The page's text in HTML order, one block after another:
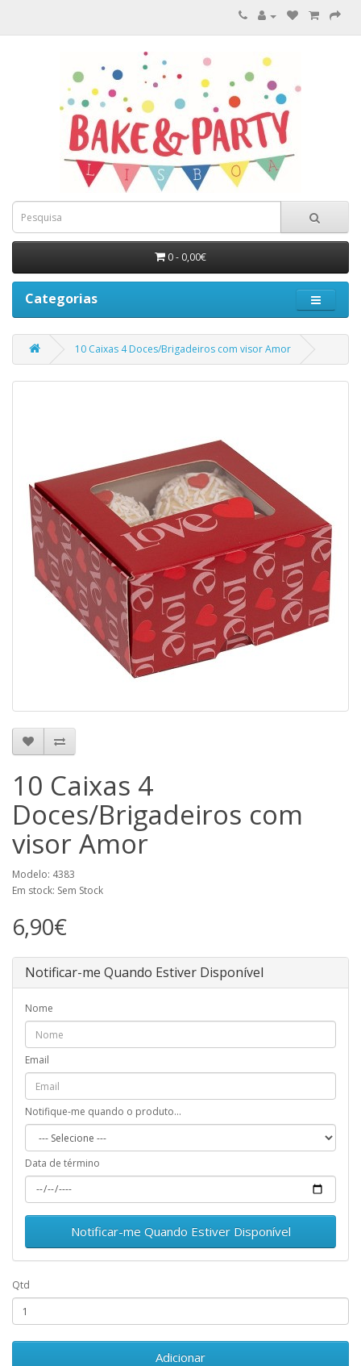
0 - 0,00€
Categorias
10 Caixas 4 Doces/Brigadeiros com visor Amor
10 Caixas 4
Doces/Brigadeiros com
visor Amor
Modelo: 4383
Em stock: Sem Stock
6,90€
Notificar-me Quando Estiver Disponível
Nome
Email
Notifique-me quando o produto...
Data de término
Notificar-me Quando Estiver Disponível
Qtd
Adicionar